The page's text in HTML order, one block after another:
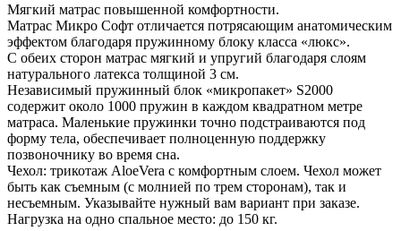
Мягкий матрас повышенной комфортности.
Матрас Микро Софт отличается потрясающим анатомическим
эффектом благодаря пружинному блоку класса «люкс».
С обеих сторон матрас мягкий и упругий благодаря слоям
натурального латекса толщиной 3 см.
Независимый пружинный блок «микропакет» S2000
содержит около 1000 пружин в каждом квадратном метре
матраса. Маленькие пружинки точно подстраиваются под
форму тела, обеспечивает полноценную поддержку
позвоночнику во время сна.
Чехол: трикотаж AloeVera с комфортным слоем. Чехол может
быть как съемным (с молнией по трем сторонам), так и
несъемным. Указывайте нужный вам вариант при заказе.
Нагрузка на одно спальное место: до 150 кг.